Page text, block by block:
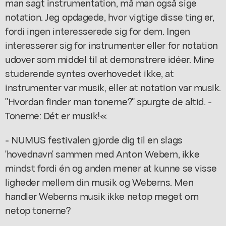
notation. Jeg opdagede, hvor vigtige disse ting er,
fordi ingen interesserede sig for dem. Ingen
interesserer sig for instrumenter eller for notation
udover som middel til at demonstrere idéer. Mine
studerende syntes overhovedet ikke, at
instrumenter var musik, eller at notation var musik.
"Hvordan finder man tonerne?" spurgte de altid. -
Tonerne: Dét er musik!«
- NUMUS festivalen gjorde dig til en slags
'hovednavn' sammen med Anton Webern, ikke
mindst fordi én og anden mener at kunne se visse
ligheder mellem din musik og Weberns. Men
handler Weberns musik ikke netop meget om
netop tonerne?